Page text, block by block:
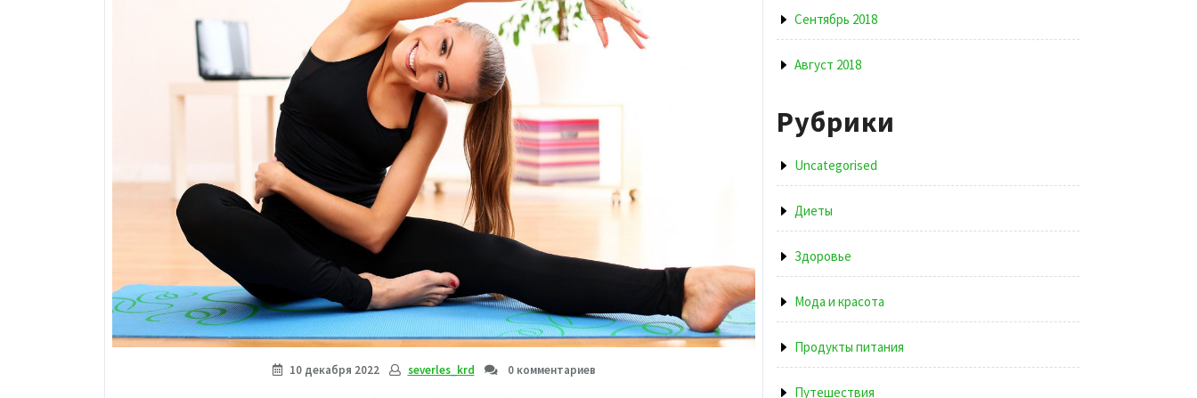
горячей
йогой»
10 декабря 2022 severles_krd 0 комментариев
Сентябрь 2018
Август 2018
Рубрики
Uncategorised
Диеты
Здоровье
Мода и красота
Продукты питания
Путешествия